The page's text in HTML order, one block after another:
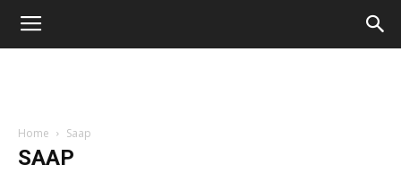
Home Saap
SAAP